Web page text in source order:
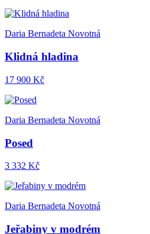
Daria Bernadeta Novotná
Klidná hladina
17 900 Kč
Daria Bernadeta Novotná
Posed
3 332 Kč
Daria Bernadeta Novotná
Jeřabiny v modrém